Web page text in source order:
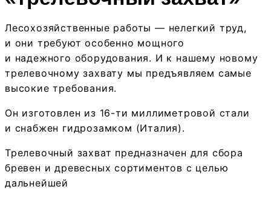
Лесохозяйственные работы — нелегкий труд,
и они требуют особенно мощного
и надежного оборудования. И к нашему новому
трелевочному захвату мы предъявляем самые
высокие требования.
Он изготовлен из 16-ти миллиметровой стали
и снабжен гидрозамком (Италия).
Трелевочный захват предназначен для сбора
бревен и древесных сортиментов с целью
дальнейшей